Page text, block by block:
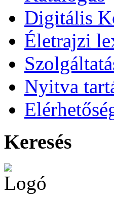
Digitális
Életrajzi
Nyitva
Keresés